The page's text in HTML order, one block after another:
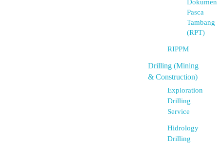
Dokumen
Pasca
Tambang
(RPT)
RIPPM
Drilling (Mining
& Construction)
Exploration
Drilling
Service
Hidrology
Drilling